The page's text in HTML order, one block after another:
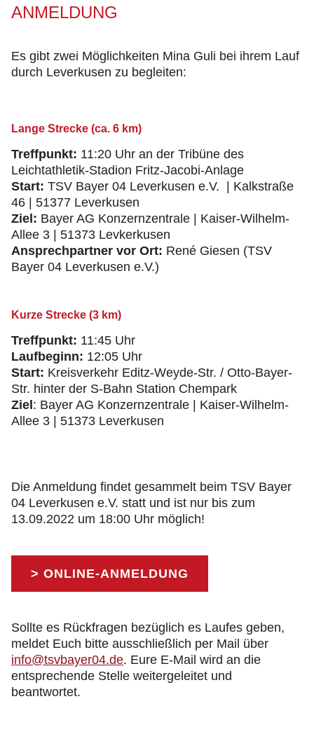
ANMELDUNG
Es gibt zwei Möglichkeiten Mina Guli bei ihrem Lauf
durch Leverkusen zu begleiten:
Lange Strecke (ca. 6 km)
Treffpunkt: 11:20 Uhr an der Tribüne des
Leichtathletik-Stadion Fritz-Jacobi-Anlage
Start: TSV Bayer 04 Leverkusen e.V. | Kalkstraße
46 | 51377 Leverkusen
Ziel: Bayer AG Konzernzentrale | Kaiser-Wilhelm-
Allee 3 | 51373 Levkerkusen
Ansprechpartner vor Ort: René Giesen (TSV
Bayer 04 Leverkusen e.V.)
Kurze Strecke (3 km)
Treffpunkt: 11:45 Uhr
Laufbeginn: 12:05 Uhr
Start: Kreisverkehr Editz-Weyde-Str. / Otto-Bayer-
Str. hinter der S-Bahn Station Chempark
Ziel : Bayer AG Konzernzentrale | Kaiser-Wilhelm-
Allee 3 | 51373 Leverkusen
Die Anmeldung findet gesammelt beim TSV Bayer
04 Leverkusen e.V. statt und ist nur bis zum
13.09.2022 um 18:00 Uhr möglich!
> ONLINE-ANMELDUNG
Sollte es Rückfragen bezüglich es Laufes geben,
meldet Euch bitte ausschließlich per Mail über
info@tsvbayer04.de. Eure E-Mail wird an die
entsprechende Stelle weitergeleitet und
beantwortet.